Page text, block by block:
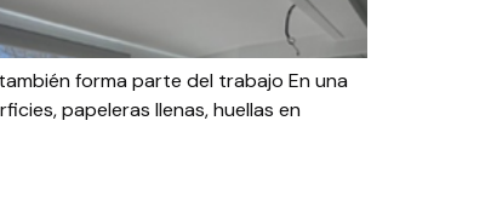
forma parte del trabajo En una
papeleras llenas, huellas en